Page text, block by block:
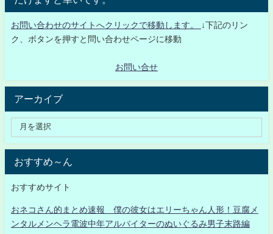
お問い合わせのサイトへクリックで移動します。
↓下記のリン
ク、ボタンを押すと問い合わせページに移動
お問い合せ
アーカイブ
おすすめ～ん
おすすめサイト
おネコさん的まとめ速報 僕の彼女はエリーちゃん人形！豆腐メ
ンタルメンヘラ電波中年アルバイターのぬいぐるみ男子末路編